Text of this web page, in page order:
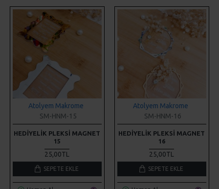
Atolyem Makrome
SM-HNM-15
HEDIYELIK PLEKSI MAGNET
25,00TL
SEPETE EKLE
Hemen Al
Atolyem Makrome
SM-HNM-16
HEDIYELIK PLEKSI MAGNET
25,00TL
SEPETE EKLE
Hemen Al